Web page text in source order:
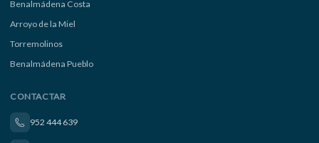
Benalmádena Costa
Arroyo de la Miel
Torremolinos
Benalmádena Pueblo
CONTACTAR
952 444 639